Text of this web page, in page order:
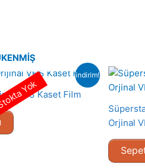
indirim!
VHS Kaset Film
Yok
Orjinal